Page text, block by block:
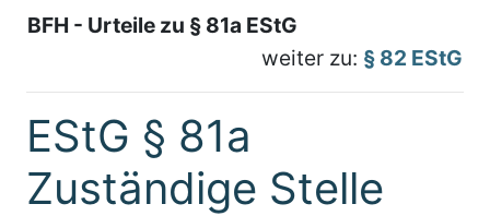
BFH - Urteile zu § 81a EStG
weiter zu: § 82 EStG
EStG § 81a
Zuständige Stelle